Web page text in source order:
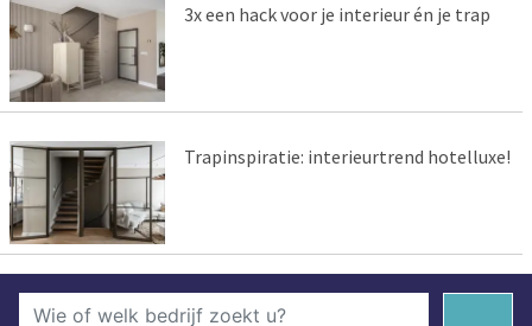
3x een hack voor je interieur én je trap
Trapinspiratie: interieurtrend hotelluxe!